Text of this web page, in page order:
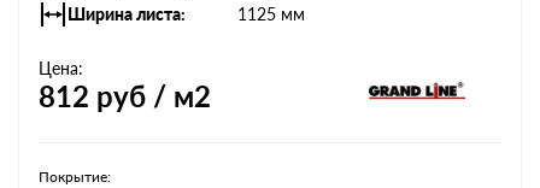
Ширина листа
1125 мм
Цена:
812 руб / м2
Покрытие: